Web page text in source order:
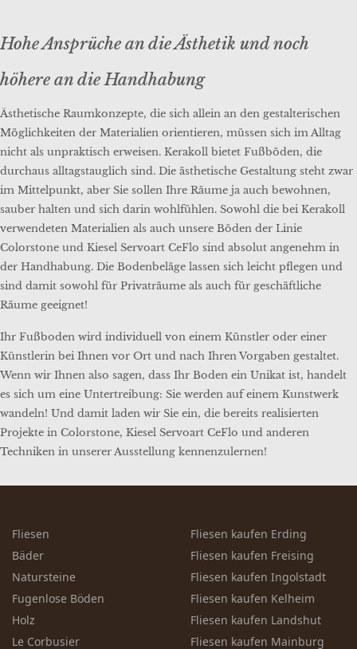
Hohe Ansprüche an die Ästhetik und noch
höhere an die Handhabung
Ästhetische Raumkonzepte, die sich allein an den gestalterischen
Möglichkeiten der Materialien orientieren, müssen sich im Alltag
nicht als unpraktisch erweisen. Kerakoll bietet Fußböden, die
durchaus alltagstauglich sind. Die ästhetische Gestaltung steht zwar
im Mittelpunkt, aber Sie sollen Ihre Räume ja auch bewohnen,
sauber halten und sich darin wohlfühlen. Sowohl die bei Kerakoll
verwendeten Materialien als auch unsere Böden der Linie
Colorstone und Kiesel Servoart CeFlo sind absolut angenehm in
der Handhabung. Die Bodenbeläge lassen sich leicht pflegen und
sind damit sowohl für Privaträume als auch für geschäftliche
Räume geeignet!
Ihr Fußboden wird individuell von einem Künstler oder einer
Künstlerin bei Ihnen vor Ort und nach Ihren Vorgaben gestaltet.
Wenn wir Ihnen also sagen, dass Ihr Boden ein Unikat ist, handelt
es sich um eine Untertreibung: Sie werden auf einem Kunstwerk
wandeln! Und damit laden wir Sie ein, die bereits realisierten
Projekte in Colorstone, Kiesel Servoart CeFlo und anderen
Techniken in unserer Ausstellung kennenzulernen!
Fliesen
Bäder
Natursteine
Fugenlose Böden
Holz
Le Corbusier
Fliesen kaufen Erding
Fliesen kaufen Freising
Fliesen kaufen Ingolstadt
Fliesen kaufen Kelheim
Fliesen kaufen Landshut
Fliesen kaufen Mainburg